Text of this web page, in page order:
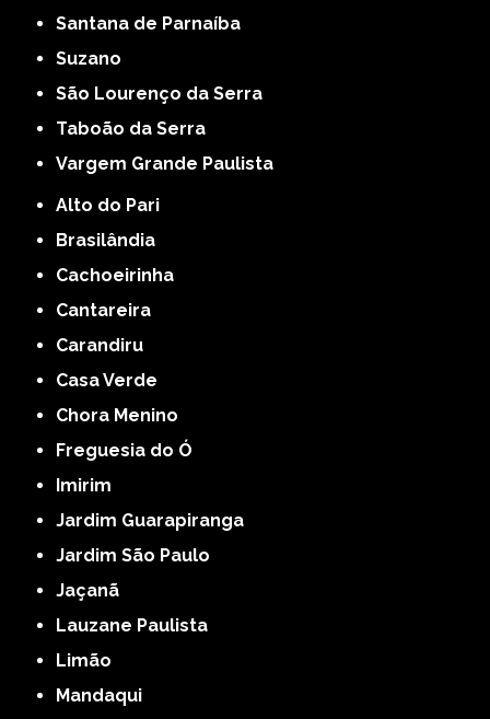
Santana de Parnaíba
Suzano
São Lourenço da Serra
Taboão da Serra
Vargem Grande Paulista
Alto do Pari
Brasilândia
Cachoeirinha
Cantareira
Carandiru
Casa Verde
Chora Menino
Freguesia do Ó
Imirim
Jardim Guarapiranga
Jardim São Paulo
Jaçanã
Lauzane Paulista
Limão
Mandaqui